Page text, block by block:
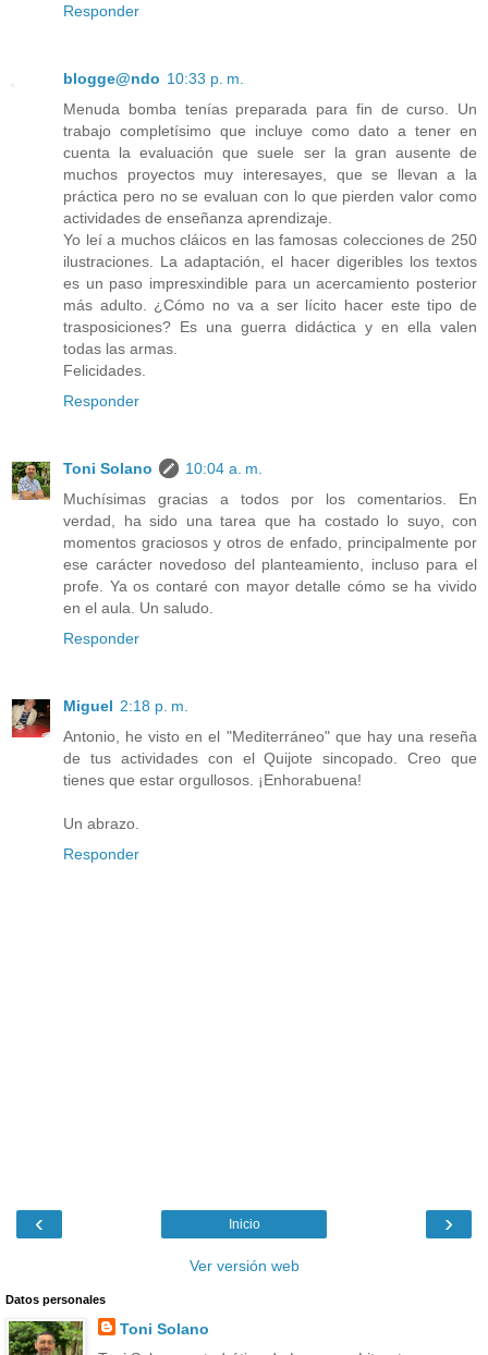
Responder
blogge@ndo 10:33 p. m.
Menuda bomba tenías preparada para fin de curso. Un
trabajo completísimo que incluye como dato a tener en
cuenta la evaluación que suele ser la gran ausente de
muchos proyectos muy interesayes, que se llevan a la
práctica pero no se evaluan con lo que pierden valor como
actividades de enseñanza aprendizaje.
Yo leí a muchos cláicos en las famosas colecciones de 250
ilustraciones. La adaptación, el hacer digeribles los textos
es un paso impresxindible para un acercamiento posterior
más adulto. ¿Cómo no va a ser lícito hacer este tipo de
trasposiciones? Es una guerra didáctica y en ella valen
todas las armas.
Felicidades.
Responder
Toni Solano
10:04 a. m.
Muchísimas gracias a todos por los comentarios. En
verdad, ha sido una tarea que ha costado lo suyo, con
momentos graciosos y otros de enfado, principalmente por
ese carácter novedoso del planteamiento, incluso para el
profe. Ya os contaré con mayor detalle cómo se ha vivido
en el aula. Un saludo.
Responder
Miguel 2:18 p. m.
Antonio, he visto en el "Mediterráneo" que hay una reseña
de tus actividades con el Quijote sincopado. Creo que
tienes que estar orgullosos. ¡Enhorabuena!
Un abrazo.
Responder
‹ ›
Inicio
Ver versión web
Datos personales
Toni Solano